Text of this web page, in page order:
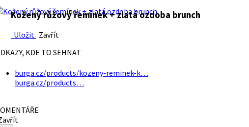
Kožený růžový řemínek + zlatá ozdoba brunch
Uložit Zavřít
KDE TO SEHNAT
burga.cz/products/kozeny-reminek-k…
burga.cz/products…